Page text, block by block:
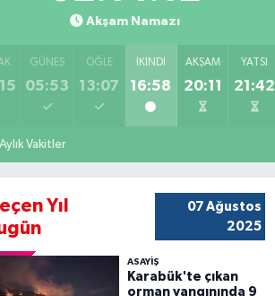
Akşam Namazı
GÜNEŞ
05:53
ÖĞLE
13:07
İKINDI
16:58
AKŞAM
20:11
YATSI
21:42
Aylık Vakitler
Yıl
07 Ağustos
2025
ASAYİŞ
Karabük'te çıkan
orman yangınında 9